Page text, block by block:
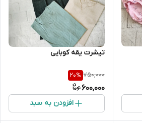
تیشرت یقه کوبایی
750,000
20%
600,000
افزودن به سبد